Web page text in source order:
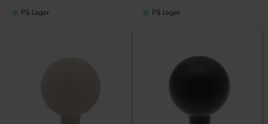
På lager På lager